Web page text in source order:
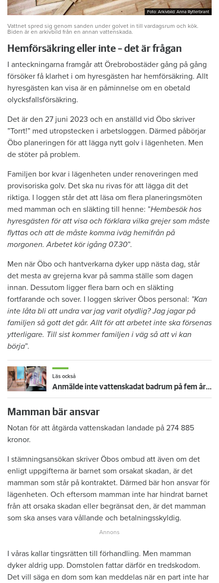
Foto: Arkivbild: Anna Rytterbrant
Foto: Arkivbild: Anna Rytterbrant
Vattnet spred sig genom sanden under golvet in till vardagsrum och kök.
Biden är en arkivbild från en annan vattenskada.
Hemförsäkring eller inte – det är frågan
I anteckningarna framgår att Örebrobostäder gång på gång
försöker få klarhet i om hyresgästen har hemförsäkring. Allt
hyresgästen kan visa är en påminnelse om en obetald
olycksfallsförsäkring.
Det är den 27 juni 2023 och en anställd vid Öbo skriver
”Torrt!” med utropstecken i arbetsloggen. Därmed påbörjar
Öbo planeringen för att lägga nytt golv i lägenheten. Men
de stöter på problem.
Familjen bor kvar i lägenheten under renoveringen med
provisoriska golv. Det ska nu rivas för att lägga dit det
riktiga. I loggen står det att läsa om flera planeringsmöten
med mamman och en släkting till henne: ”Hembesök hos
hyresgästen för att visa och förklara vilka grejer som måste
flyttas och att de måste komma iväg hemifrån på
morgonen. Arbetet kör igång 07.30”.
Men när Öbo och hantverkarna dyker upp nästa dag, står
det mesta av grejerna kvar på samma ställe som dagen
innan. Dessutom ligger flera barn och en släkting
fortfarande och sover. I loggen skriver Öbos personal: ”Kan
inte låta bli att undra var jag varit otydlig? Jag jagar på
familjen så gott det går. Allt för att arbetet inte ska försenas
ytterligare. Till sist kommer familjen i väg så att vi kan
börja”.
Läs också
Anmälde inte vattenskadat badrum på fem år – krävs på 125 000 kronor
Mamman bär ansvar
Notan för att åtgärda vattenskadan landade på 274 885
kronor.
I stämningsansökan skriver Öbos ombud att även om det
enligt uppgifterna är barnet som orsakat skadan, är det
mamman som står på kontraktet. Därmed bär hon ansvar för
lägenheten. Och eftersom mamman inte har hindrat barnet
från att orsaka skadan eller begränsat den, är det mamman
som ska anses vara vållande och betalningsskyldig.
I våras kallar tingsrätten till förhandling. Men mamman
dyker aldrig upp. Domstolen fattar därför en tredskodom.
Det vill säga en dom som kan meddelas när en part inte har